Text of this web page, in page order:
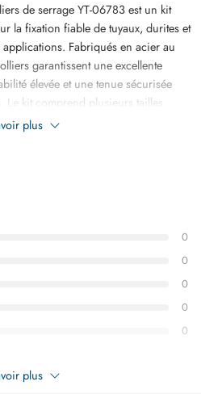
de serrage YT-06783 est un kit
la fixation fiable de tuyaux, durites et
Fabriqués en acier au
garantissent une excellente
élevée et une tenue sécurisée
Le kit comprend plusieurs tailles
8 mm, 7-9 mm, 8-10 mm, 9-11 mm,
automobiles ainsi que les
et fiable, limitant les risques
les professionnels comme pour
YT-06783 est une solution
maintenance et de réparation et
plus
0
0
0
0
0
avis sur “YATO Assortiment de 30
YT06783”
plus